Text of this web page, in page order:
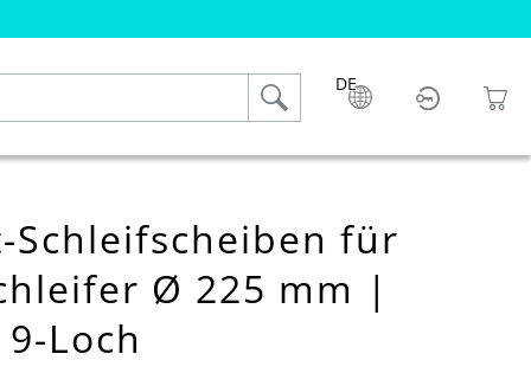
DE
Schleifscheiben für
Ø 225 mm |
Loch